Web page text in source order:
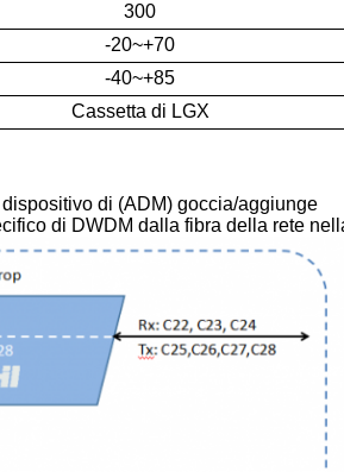
300
-20~+70
-40~+85
Cassetta di LGX
di (ADM) goccia/aggiunge
di DWDM dalla fibra della rete